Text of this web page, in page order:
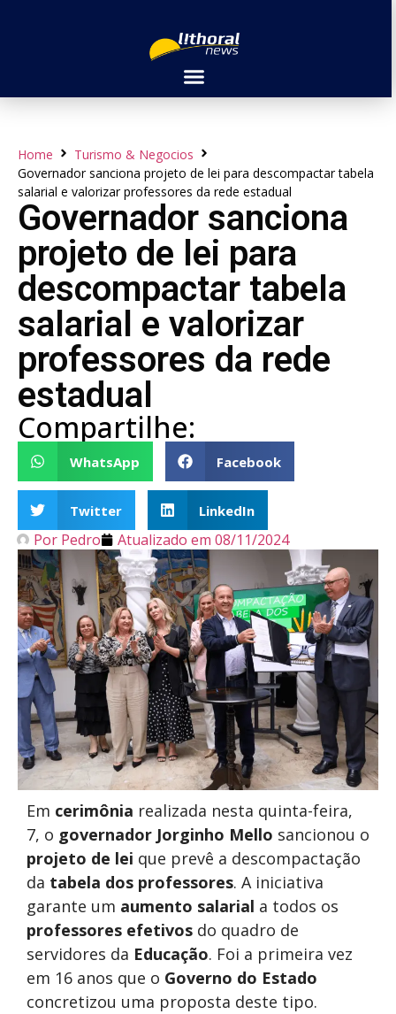
Home
Turismo & Negocios
Governador sanciona projeto de lei para descompactar tabela
salarial e valorizar professores da rede estadual
Governador sanciona
projeto de lei para
descompactar tabela
salarial e valorizar
professores da rede
estadual
Compartilhe:
WhatsApp Facebook
Twitter LinkedIn
Por Pedro Atualizado em 08/11/2024
Em cerimônia realizada nesta quinta-feira,
7, o governador Jorginho Mello sancionou o
projeto de lei que prevê a descompactação
da tabela dos professores. A iniciativa
garante um aumento salarial a todos os
professores efetivos do quadro de
servidores da Educação. Foi a primeira vez
em 16 anos que o Governo do Estado
concretizou uma proposta deste tipo.